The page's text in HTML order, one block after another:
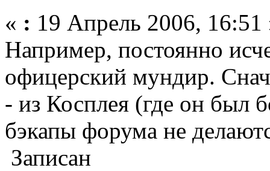
« : 19 Апрель 2006, 16:51
Например, постоянно
офицерский мундир.
- из Косплея (где он был
бэкапы форума не
Записан